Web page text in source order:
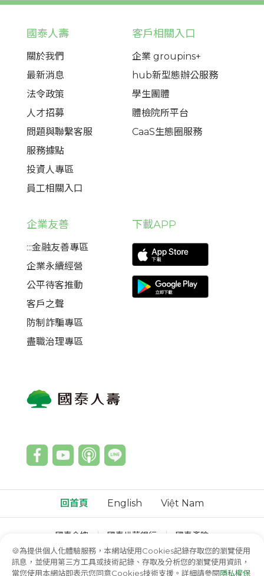
🍪為提供個人化體驗服務，本網站使用Cookies記錄存取您的瀏覽使用
訊息，並使用第三方工具或技術記錄、存取及分析您的瀏覽使用資訊，
當您使用本網站即表示您同意Cookies技術支援。詳細請參閱隱私權保
國泰人壽
關於我們
最新消息
法令政策
人才招募
問題與聯繫客服
服務據點
投資人專區
員工相關入口
客戶相關入口
企業 groupins+
hub新型態辦公服務
學生團體
體檢院所平台
CaaS生態圈服務
企業友善
:::金融友善專區
企業永續經營
公平待客推動
客戶之聲
防制詐騙專區
盡職治理專區
下載APP
回首頁 English Việt Nam
國泰金控 國泰世華銀行
國泰產險
國泰綜合證券
國泰投信 國泰投顧
© 國泰人壽保險股份有限公司